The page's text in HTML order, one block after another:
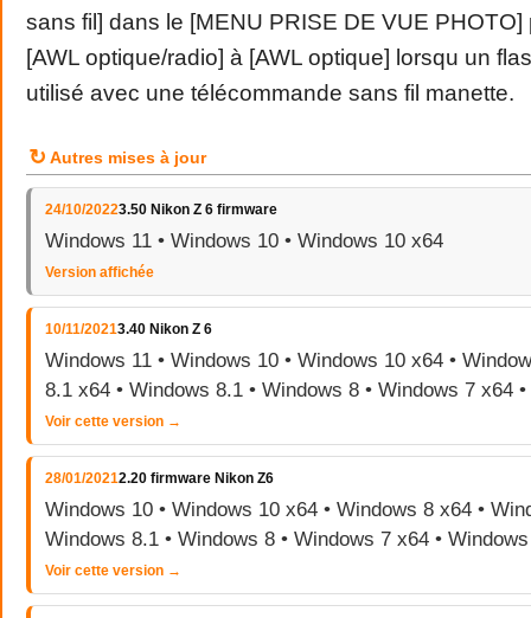
sans fil] dans le [MENU PRISE DE VUE
[AWL optique/radio] à [AWL optique] lorsqu un
utilisé avec une télécommande sans fil manette.
↻ Autres mises à jour
24/10/20223.50 Nikon Z 6 firmware
Windows 11 • Windows 10 • Windows 10 x64
Version affichée
10/11/20213.40 Nikon Z 6
Windows 11 • Windows 10 • Windows 10 x64 •
8.1 x64 • Windows 8.1 • Windows 8 • Windows 7 x64
Voir cette version →
28/01/20212.20 firmware Nikon Z6
Windows 10 • Windows 10 x64 • Windows 8 x64 •
Windows 8.1 • Windows 8 • Windows 7 x64 •
Voir cette version →